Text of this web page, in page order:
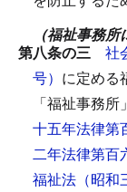
（福祉事務
第八条の三 社
号） に定める
「福祉事務所
十五年法律第
二年法律第百
福祉法（昭和